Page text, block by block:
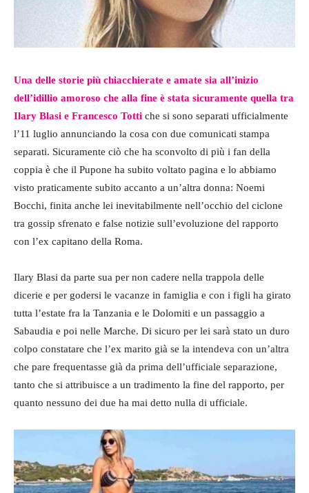
Una delle storie più chiacchierate e amate sia all’inizio
dell’idillio amoroso che alla fine è stata sicuramente quella tra
Ilary Blasi e Francesco Totti che si sono separati ufficialmente
l’11 luglio annunciando la cosa con due comunicati stampa
separati. Sicuramente ciò che ha sconvolto di più i fan della
coppia è che il Pupone ha subito voltato pagina e lo abbiamo
visto praticamente subito accanto a un’altra donna: Noemi
Bocchi, finita anche lei inevitabilmente nell’occhio del ciclone
tra gossip sfrenato e false notizie sull’evoluzione del rapporto
con l’ex capitano della Roma.
Ilary Blasi da parte sua per non cadere nella trappola delle
dicerie e per godersi le vacanze in famiglia e con i figli ha girato
tutta l’estate fra la Tanzania e le Dolomiti e un passaggio a
Sabaudia e poi nelle Marche. Di sicuro per lei sarà stato un duro
colpo constatare che l’ex marito già se la intendeva con un’altra
che pare frequentasse già da prima dell’ufficiale separazione,
tanto che si attribuisce a un tradimento la fine del rapporto, per
quanto nessuno dei due ha mai detto nulla di ufficiale.